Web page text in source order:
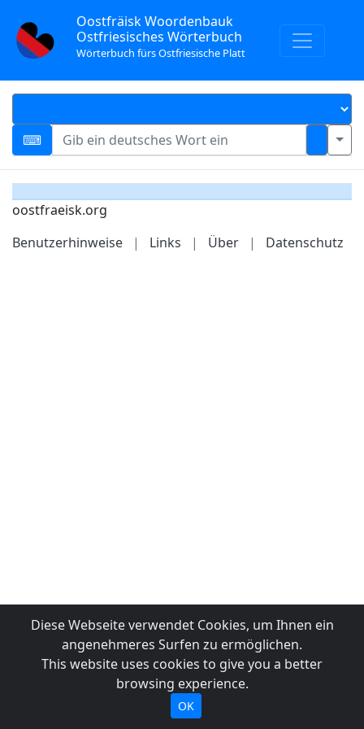
Oostfräisk Woordenbauk
Ostfriesisches Wörterbuch
Wörterbuch fürs Ostfriesische Platt
oostfraeisk.org
Benutzerhinweise
| Links | Über | Datenschutz
Diese Webseite verwendet Cookies, um Ihnen ein
angenehmeres Surfen zu ermöglichen.
This website uses cookies to give you a better
browsing experience.
OK